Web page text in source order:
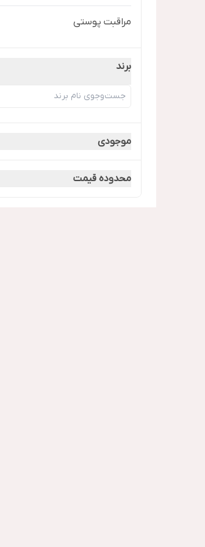
مراقبت پوستی
برند
موجودی
محدوده قیمت